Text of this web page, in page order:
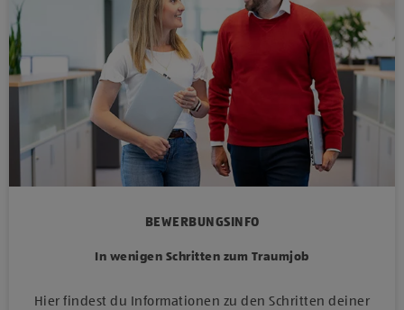
BEWERBUNGSINFO
In wenigen Schritten zum Traumjob
Hier findest du Informationen zu den Schritten deiner